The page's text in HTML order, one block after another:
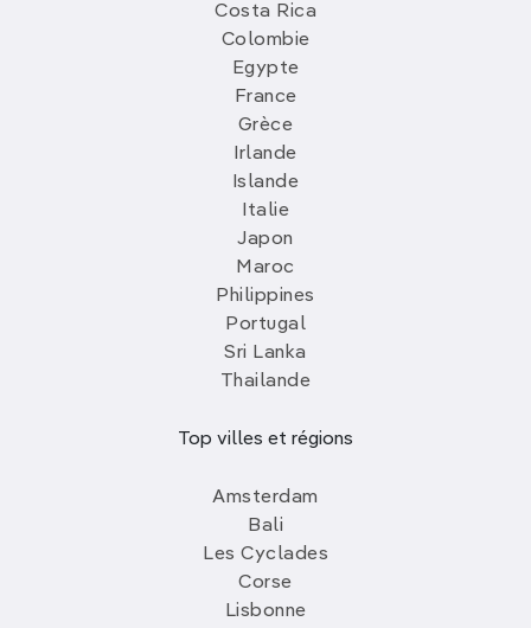
Costa Rica
Colombie
Egypte
France
Grèce
Irlande
Islande
Italie
Japon
Maroc
Philippines
Portugal
Sri Lanka
Thailande
Top villes et régions
Amsterdam
Bali
Les Cyclades
Corse
Lisbonne